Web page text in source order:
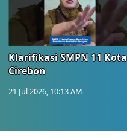
Klarifikasi SMPN 11 Kota
Cirebon
21 Jul 2026, 10:13 AM